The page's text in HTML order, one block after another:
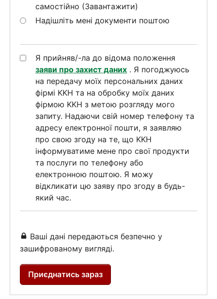
самостійно (Завантажити)
Надішліть мені документи поштою
Я прийняв/-ла до відома положення
заяви про захист даних . Я погоджуюсь
на передачу моїх персональних даних
фірмі KKH та на обробку моїх даних
фірмою KKH з метою розгляду мого
запиту. Надаючи свій номер телефону та
адресу електронної пошти, я заявляю
про свою згоду на те, що KKH
інформуватиме мене про свої продукти
та послуги по телефону або
електронною поштою. Я можу
відкликати цю заяву про згоду в будь-
який час.
Ваші дані передаються безпечно у
зашифрованому вигляді.
Приєднатись зараз